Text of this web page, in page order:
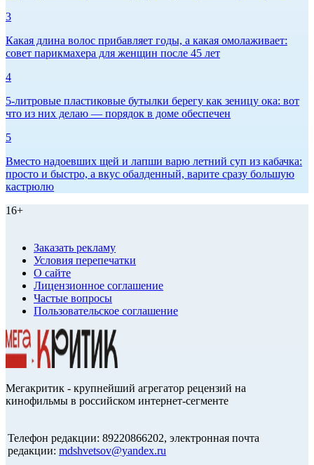
3
Какая длина волос прибавляет годы, а какая омолаживает:
совет парикмахера для женщин после 45 лет
4
5-литровые пластиковые бутылки берегу как зеницу ока: вот
что из них делаю — порядок в доме обеспечен
5
Вместо надоевших щей и лапши варю летний суп из кабачка:
просто и быстро, а вкус обалденный, варите сразу большую
кастрюлю
16+
Заказать рекламу
Условия перепечатки
О сайте
Лицензионное соглашение
Частые вопросы
Пользовательское соглашение
Мегакритик - крупнейший агрегатор рецензий на
кинофильмы в российском интернет-сегменте
Телефон редакции: 89220866202, электронная почта
редакции: mdshvetsov@yandex.ru